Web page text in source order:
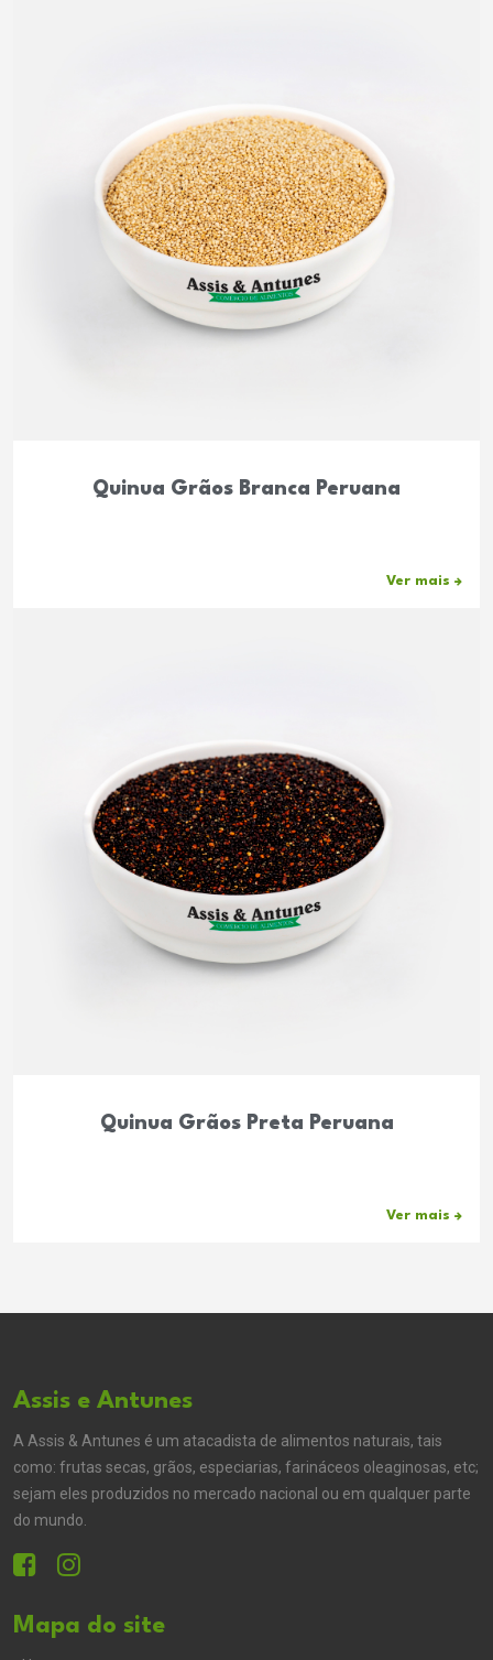
Quinua Grãos Branca Peruana
Ver mais
Quinua Grãos Preta Peruana
Ver mais
Assis e Antunes
A Assis & Antunes é um atacadista de alimentos naturais, tais
como: frutas secas, grãos, especiarias, farináceos oleaginosas, etc;
sejam eles produzidos no mercado nacional ou em qualquer parte
do mundo.
Mapa do site